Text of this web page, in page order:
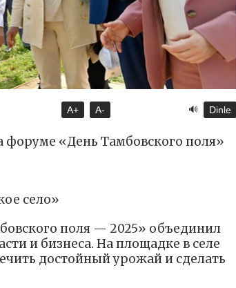
A+ A- 🔊 Dinle
форуме «День Тамбовского поля»
село»
поля — 2025» объединил
и бизнеса. На площадке в селе
достойный урожай и сделать